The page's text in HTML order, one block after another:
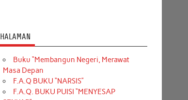
HALAMAN
Buku “Membangun Negeri, Merawat
Masa Depan
F.A.Q BUKU “NARSIS”
F.A.Q. BUKU PUISI “MENYESAP